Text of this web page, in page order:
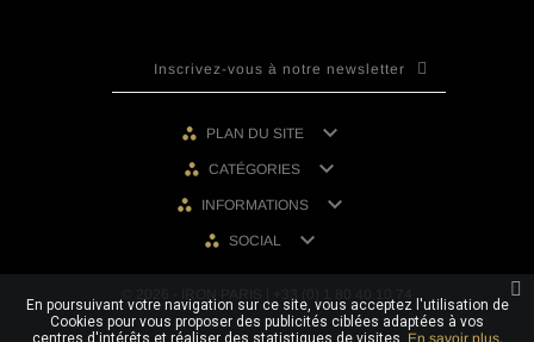
PLAN DU SITE 
CATÉGORIES 
INFORMATIONS 
SOCIAL 
En poursuivant votre navigation sur ce site, vous acceptez l'utilisation de
Cookies pour vous proposer des publicités ciblées adaptées à vos
centres d'intérêts et réaliser des statistiques de visites. En savoir plus.